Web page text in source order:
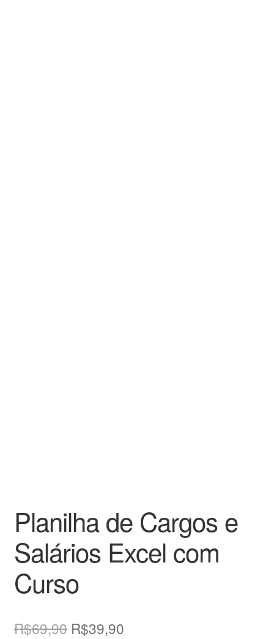
Planilha de Cargos e
Salários Excel com
Curso
R$69,90 O
R$39,90O